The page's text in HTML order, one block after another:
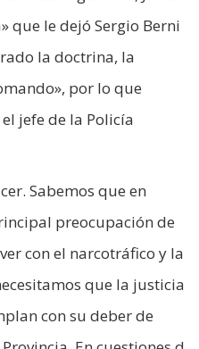
que le dejó Sergio Berni
la doctrina, la
por lo que
jefe de la Policía
Sabemos que en
preocupación de
con el narcotráfico y la
que la justicia
con su deber de